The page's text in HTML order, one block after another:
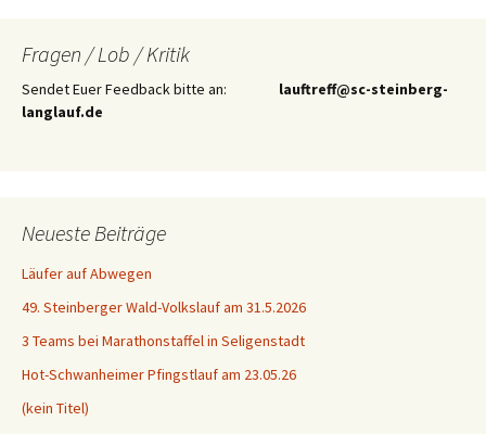
Fragen / Lob / Kritik
Sendet Euer Feedback bitte an: lauftreff@sc-steinberg-
langlauf.de
Neueste Beiträge
Läufer auf Abwegen
49. Steinberger Wald-Volkslauf am 31.5.2026
3 Teams bei Marathonstaffel in Seligenstadt
Hot-Schwanheimer Pfingstlauf am 23.05.26
(kein Titel)